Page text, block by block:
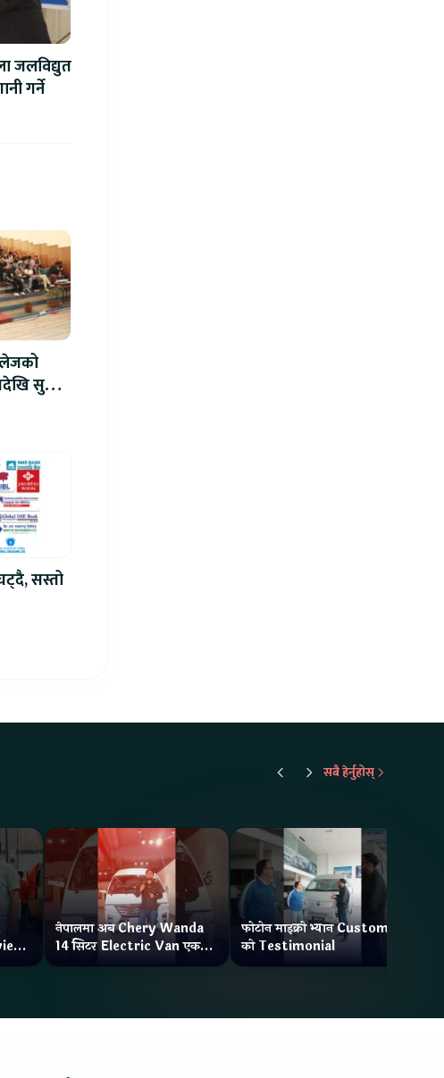
जलविद्युत
गर्ने
सुरु,
सस्तो
सबै हेर्नुहोस्
नेपालमा अब Chery Wanda
14 सिटर Electric Van एक
Charge मा दिन्छ 300KM
फोटोन माइक्रो भ्यान Customer
को Testimonial